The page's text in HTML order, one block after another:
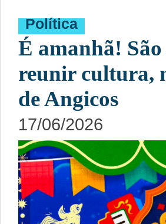
Política
É amanhã!
reunir cultura,
de Angicos
17/06/2026